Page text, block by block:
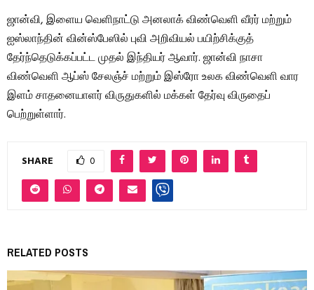
ஜான்வி, இளைய வெளிநாட்டு அனலாக் விண்வெளி வீரர் மற்றும்
ஐஸ்லாந்தின் வின்ஸ்பேஸில் புவி அறிவியல் பயிற்சிக்குத்
தேர்ந்தெடுக்கப்பட்ட முதல் இந்தியர் ஆவார். ஜான்வி நாசா
விண்வெளி ஆப்ஸ் சேலஞ்ச் மற்றும் இஸ்ரோ உலக விண்வெளி வார
இளம் சாதனையாளர் விருதுகளில் மக்கள் தேர்வு விருதைப்
பெற்றுள்ளார்.
SHARE 0
RELATED POSTS